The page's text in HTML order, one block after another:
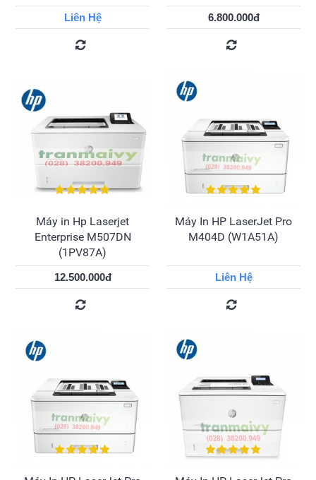
Liên Hệ 6.800.000đ
Máy in Hp Laserjet
Enterprise M507DN
(1PV87A)
12.500.000đ
Máy In HP LaserJet Pro
M404D (W1A51A)
Liên Hệ